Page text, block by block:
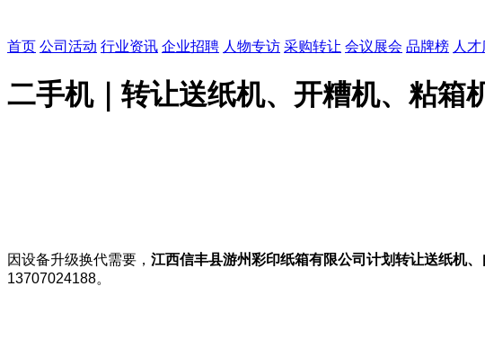
首页 公司活动 行业资讯 企业招聘 人物专访 采购转让 会议展会 品牌榜 人才
二手机｜转让送纸机、开糟机、粘箱
因设备升级换代需要， 江西信丰县游州彩印纸箱有限公司计划转让送纸机
13707024188。